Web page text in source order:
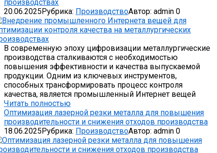
производствах
20.06.2025Рубрика: ПроизводствоАвтор: admin 0
В современную эпоху цифровизации металлургические
производства сталкиваются с необходимостью
повышения эффективности и качества выпускаемой
продукции. Одним из ключевых инструментов,
способных трансформировать процесс контроля
качества, является промышленный Интернет вещей
Читать полностью
Оптимизация лазерной резки металла для повышения
производительности и снижения отходов производства
18.06.2025Рубрика: ПроизводствоАвтор: admin 0